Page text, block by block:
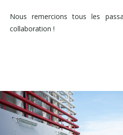
Nous remercions tous les
collaboration !